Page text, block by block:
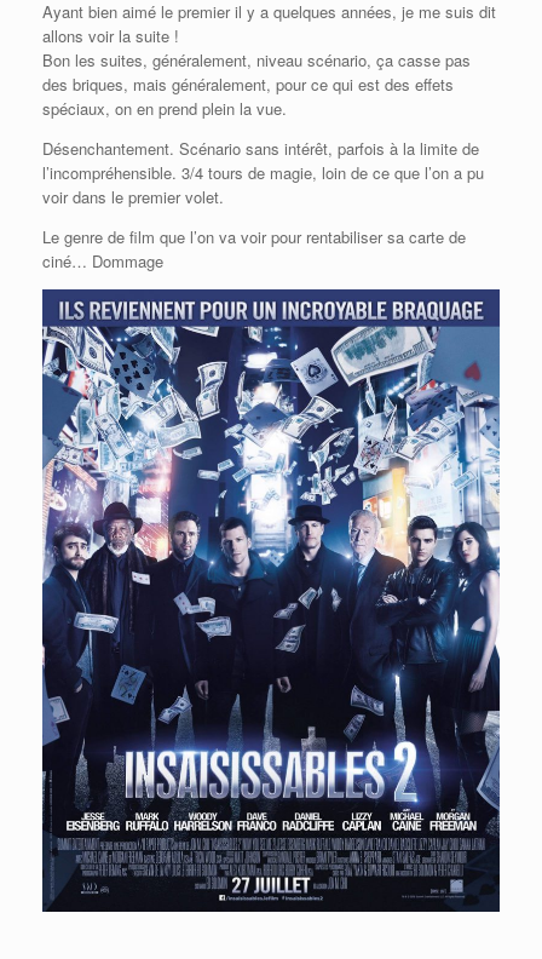
Ayant bien aimé le premier il y a quelques années, je me suis dit
allons voir la suite !
Bon les suites, généralement, niveau scénario, ça casse pas
des briques, mais généralement, pour ce qui est des effets
spéciaux, on en prend plein la vue.
Désenchantement. Scénario sans intérêt, parfois à la limite de
l’incompréhensible. 3/4 tours de magie, loin de ce que l’on a pu
voir dans le premier volet.
Le genre de film que l’on va voir pour rentabiliser sa carte de
ciné… Dommage